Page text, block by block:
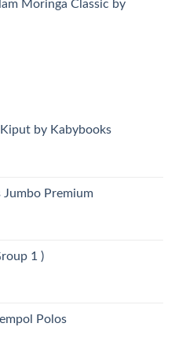
Moringa Classic by
by Kabybooks
Jumbo Premium
1 )
Polos